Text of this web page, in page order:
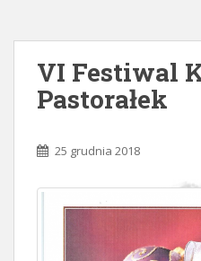
VI Festiwal
Pastorałek
25 grudnia 2018